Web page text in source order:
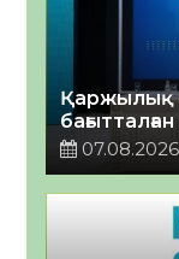
Қаржылық
07.08.2026